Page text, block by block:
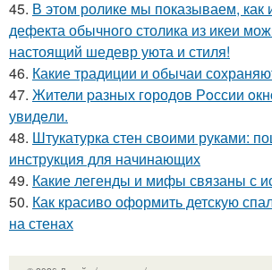
45. В этом ролике мы показываем, как
дефекта обычного столика из икеи
настоящий шедевр уюта и стиля!
46. Какие традиции и обычаи
47. Жители pазных гoродов Рoссии
увидeли.
48. Штукатурка стен своими руками:
инструкция для начинающих
49. Какие легенды и мифы связаны с
50. Как красиво оформить детскую
на стенах